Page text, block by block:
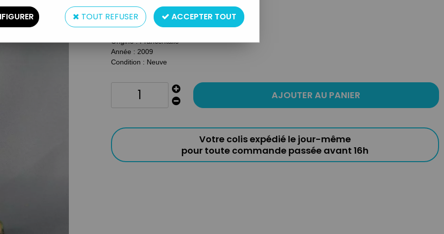
Type : Figurine
Matière : Résine
Origine : France/Italie
Année : 2009
Condition : Neuve
AJOUTER AU PANIER
Votre colis expédié le jour-même
pour toute commande passée avant 16h
TOUT REFUSER ACCEPTER TOUT